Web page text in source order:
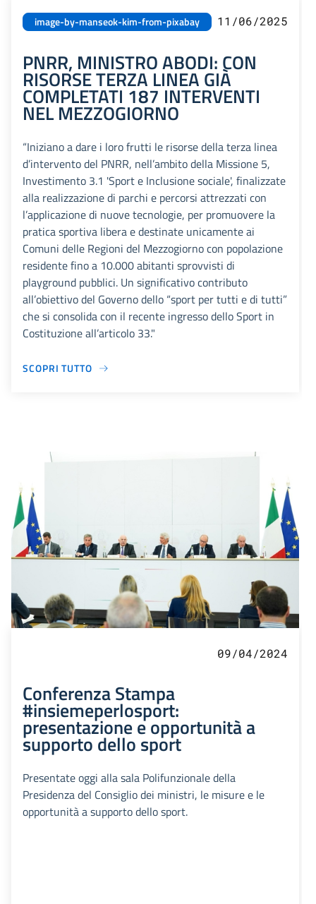
image-by-manseok-kim-from-pixabay 11/06/2025
PNRR, MINISTRO ABODI: CON
RISORSE TERZA LINEA GIÀ
COMPLETATI 187 INTERVENTI
NEL MEZZOGIORNO
“Iniziano a dare i loro frutti le risorse della terza linea
d’intervento del PNRR, nell’ambito della Missione 5,
Investimento 3.1 'Sport e Inclusione sociale', finalizzate
alla realizzazione di parchi e percorsi attrezzati con
l’applicazione di nuove tecnologie, per promuovere la
pratica sportiva libera e destinate unicamente ai
Comuni delle Regioni del Mezzogiorno con popolazione
residente fino a 10.000 abitanti sprovvisti di
playground pubblici. Un significativo contributo
all’obiettivo del Governo dello “sport per tutti e di tutti”
che si consolida con il recente ingresso dello Sport in
Costituzione all’articolo 33."
SCOPRI TUTTO
09/04/2024
Conferenza Stampa
#insiemeperlosport:
presentazione e opportunità a
supporto dello sport
Presentate oggi alla sala Polifunzionale della
Presidenza del Consiglio dei ministri, le misure e le
opportunità a supporto dello sport.